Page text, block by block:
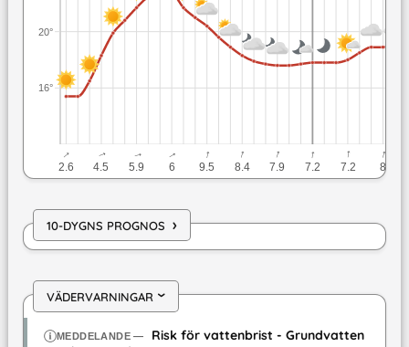
16°
20°
↓
2.6
↓
4.5
↓
5.9
↓
6
↓
9.5
↓
8.4
↓
7.9
↓
7.2
↓
7.2
↓
8
10-DYGNS PROGNOS ›
VÄDERVARNINGAR›
MEDDELANDE—
Risk för vattenbrist - Grundvatten